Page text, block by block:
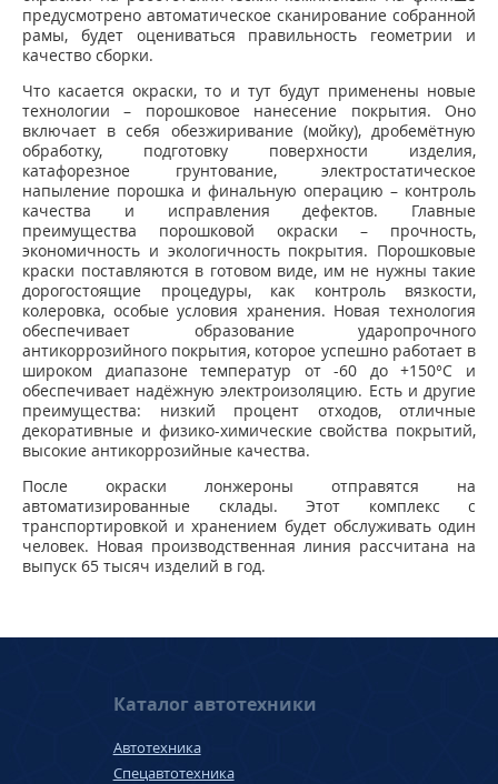
предусмотрено автоматическое сканирование собранной
рамы, будет оцениваться правильность геометрии и
качество сборки.
Что касается окраски, то и тут будут применены новые
технологии – порошковое нанесение покрытия. Оно
включает в себя обезжиривание (мойку), дробемётную
обработку, подготовку поверхности изделия,
катафорезное грунтование, электростатическое
напыление порошка и финальную операцию – контроль
качества и исправления дефектов. Главные
преимущества порошковой окраски – прочность,
экономичность и экологичность покрытия. Порошковые
краски поставляются в готовом виде, им не нужны такие
дорогостоящие процедуры, как контроль вязкости,
колеровка, особые условия хранения. Новая технология
обеспечивает образование ударопрочного
антикоррозийного покрытия, которое успешно работает в
широком диапазоне температур от -60 до +150°С и
обеспечивает надёжную электроизоляцию. Есть и другие
преимущества: низкий процент отходов, отличные
декоративные и физико-химические свойства покрытий,
высокие антикоррозийные качества.
После окраски лонжероны отправятся на
автоматизированные склады. Этот комплекс с
транспортировкой и хранением будет обслуживать один
человек. Новая производственная линия рассчитана на
выпуск 65 тысяч изделий в год.
Каталог автотехники
Автотехника
Спецавтотехника